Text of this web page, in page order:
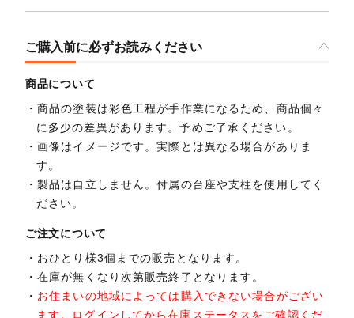
ご購入前に必ずお読みください
商品について
商品の塗装は彩色工程が手作業になるため、商品個々
に多少の差異があります。予めご了承ください。
画像はイメージです。実際とは異なる場合がありま
す。
製品は自立しません。付属の台座や支柱を使用してく
ださい。
ご注文について
おひとり様3個までの販売となります。
在庫が無くなり次第販売終了となります。
お住まいの地域によっては購入できない場合がござい
ます。ログインしてから在庫ステータスをご確認くだ